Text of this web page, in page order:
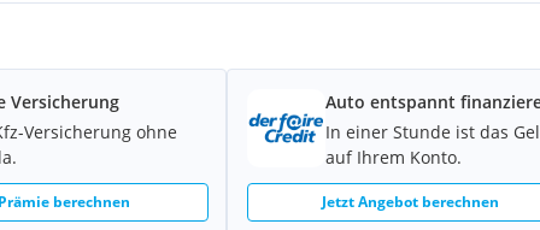
Versicherung
Versicherung ohne
berechnen
Auto entspannt
In einer Stunde ist das
auf Ihrem Konto.
Jetzt Angebot berechnen